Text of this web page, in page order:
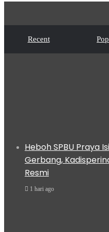
Recent
Heboh SPBU Praya
Gerbang,
Resmi
1 hari ago